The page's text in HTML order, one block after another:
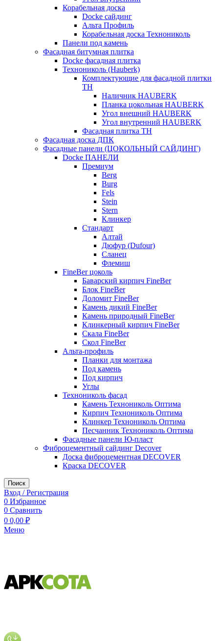
Корабельная доска
Docke сайдинг
Альта Профиль
Корабельная доска Технониколь
Панели под камень
Фасадная битумная плитка
Docke фасадная плитка
Технониколь (Hauberk)
Комплектующие для фасадной плитки
ТН
Наличник HAUBERK
Планка цокольная HAUBERK
Угол внешний HAUBERK
Угол внутренний HAUBERK
Фасадная плитка ТН
Фасадная доска ДПК
Фасадные панели (ЦОКОЛЬНЫЙ САЙДИНГ)
Docke ПАНЕЛИ
Премиум
Berg
Burg
Fels
Stein
Stern
Клинкер
Стандарт
Алтай
Дюфур (Dufour)
Сланец
Флемиш
FineBer цоколь
Баварский кирпич FineBer
Блок FineBer
Доломит FineBer
Камень дикий FineBer
Камень природный FineBer
Клинкерный кирпич FineBer
Скала FineBer
Скол FineBer
Альта-профиль
Планки для монтажа
Под камень
Под кирпич
Углы
Технониколь фасад
Камень Технониколь Оптима
Кирпич Технониколь Оптима
Клинкер Технониколь Оптима
Песчанник Технониколь Оптима
Фасадные панели Ю-пласт
Фиброцементный сайдинг Decover
Доска фиброцементная DECOVER
Краска DECOVER
Поиск
Вход / Регистрация
0 Избранное
0 Сравнить
0 0,00 ₽
Меню